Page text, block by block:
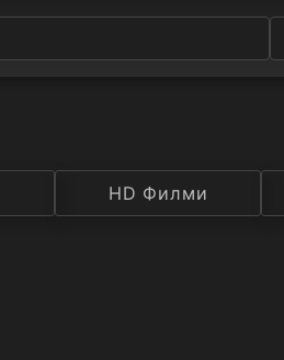
Рейтинг
HD Филми